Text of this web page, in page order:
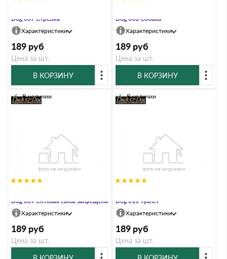
Dog 007 Стрелка
Характеристики
189 руб
Цена за шт.
В КОРЗИНУ
Dog 008 Собака
Характеристики
189 руб
Цена за шт.
В КОРЗИНУ
Dog 009 Сотовая связь запрещена
В наличии
Характеристики
189 руб
Цена за шт.
Dog 010 Туалет
В наличии
Характеристики
189 руб
Цена за шт.